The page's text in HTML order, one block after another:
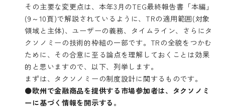
その主要な変更点は、本年3月のTEG最終報告書「本編」
(9～10頁)で解説されているように、TRの適用範囲(対象
領域と主体)、ユーザーの義務、タイムライン、さらにタ
クソノミーの技術的枠組の一部です。TRの全貌をつかむ
ために、その合意に至る論点を理解しておくことは効果
的と思いますので、以下、列挙します。
まずは、タクソノミーの制度設計に関するものです。
●欧州で金融商品を提供する市場参加者は、タクソノミ
ーに基づく情報を開示する。